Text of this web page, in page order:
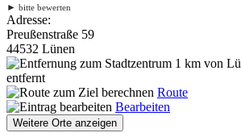
► bitte bewerten
Adresse:
Preußenstraße 59
44532 Lünen
1 km von
entfernt
Route
Bearbeiten
Weitere Orte anzeigen